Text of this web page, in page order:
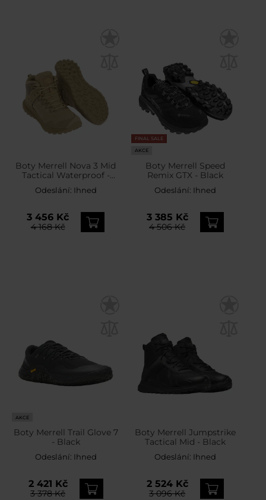
Boty Merrell Nova 3 Mid
Tactical Waterproof -
Dark Coyote
Odeslání: Ihned
3 456 Kč
4 168 Kč
FINAL SALE
AKCE
Boty Merrell Speed
Remix GTX - Black
Odeslání: Ihned
3 385 Kč
4 506 Kč
AKCE
Boty Merrell Trail Glove 7
- Black
Odeslání: Ihned
2 421 Kč
3 378 Kč
Boty Merrell Jumpstrike
Tactical Mid - Black
Odeslání: Ihned
2 524 Kč
3 096 Kč